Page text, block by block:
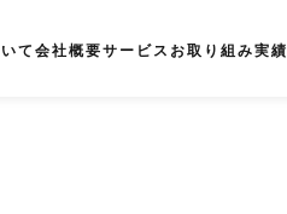
て会社概要サービス お取り組み実績